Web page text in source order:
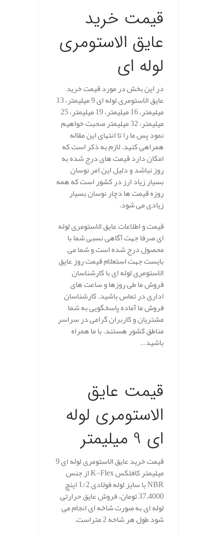
قیمت خرید
عایق الاستومری
لوله ای
در این بخش در مورد قیمت خرید
عایق الاستومری لوله ای 9 میلیمتر، 13
میلیمتر، 16 میلیمتر، 19 میلیمتر، 25
میلیمتر، 32 میلیمتر صحبت خواهیم
نمود پس ما را تا انتهای این مقاله
همراهی کنید. لازم به ذکر است که
امکان دارد قیمت های درج شده به
روز نباشد و دلیل این امر نوسان
بسیار زیاد ارز در کشور است که همه
روزه قیمت ها دچار نوسان بسیار
زیادی می شود.
قیمت و اطلاعات عایق الاستومری لوله
ای صرفا جهت آگاهی نسبی شما با
محصول درج شده است و شما می
بایست جهت استعلام قیمت روز عایق
الاستومری لوله ای با کارشناسان
فروش ما طی روزها و ساعت های
اداری در تماس باشید. کارشناسان
فروش ما آماده پاسخگویی به شما
مشتریان و کاربران گرامی در سراسر
مناطق کشور هستند. با ما همراه
باشید…
قیمت عایق
الاستومری لوله
ای 9 میلیمتر
قیمت خرید عایق الاستومری لوله ای 9
میلیمتر کافلکس K-Flex از جنس
NBR با سایز لوله فولادی 1/2 اینچ
37.4000 تومان، فروش عایق حرارتی
لوله ای به صورت شاخه ای انجام می
شود طول هر شاخه 2 متراست.